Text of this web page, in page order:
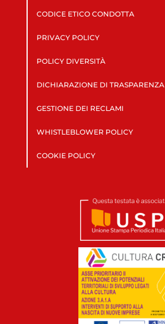
CODICE ETICO CONDOTTA
PRIVACY POLICY
POLICY DIVERSITÀ
DICHIARAZIONE DI TRASPARENZA
GESTIONE DEI RECLAMI
WHISTLEBLOWER POLICY
COOKIE POLICY